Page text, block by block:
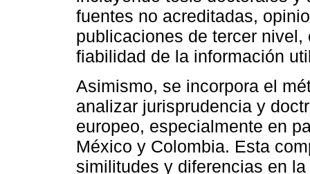
fuentes no acreditadas,
publicaciones de tercer
fiabilidad de la información
Asimismo, se incorpora el
analizar jurisprudencia y
europeo, especialmente en
México y Colombia. Esta
similitudes y diferencias en